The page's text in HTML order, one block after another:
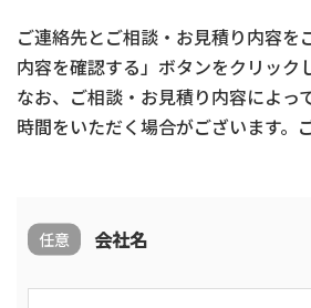
ご連絡先とご相談・お見積り内容を
内容を確認する」ボタンをクリック
なお、ご相談・お見積り内容によっ
時間をいただく場合がございます。
会社名
任意